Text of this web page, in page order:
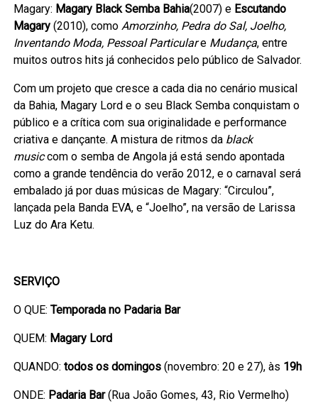
Magary: Magary Black Semba Bahia(2007) e Escutando
Magary (2010), comoAmorzinho, Pedra do Sal, Joelho,
Inventando Moda, Pessoal Particulare Mudança, entre
muitos outros hits já conhecidos pelo público de Salvador.
Com um projeto que cresce a cada dia no cenário musical
da Bahia, Magary Lord e o seu Black Semba conquistam o
público e a crítica com sua originalidade e performance
criativa e dançante. A mistura de ritmos da black
musiccom o semba de Angola já está sendo apontada
como a grande tendência do verão 2012, e o carnaval será
embalado já por duas músicas de Magary: “Circulou”,
lançada pela Banda EVA, e “Joelho”, na versão de Larissa
Luz do Ara Ketu.
SERVIÇO
O QUE:Temporada no Padaria Bar
QUEM: Magary Lord
QUANDO:todos os domingos (novembro: 20 e 27), às 19h
ONDE: Padaria Bar(Rua João Gomes, 43, Rio Vermelho)